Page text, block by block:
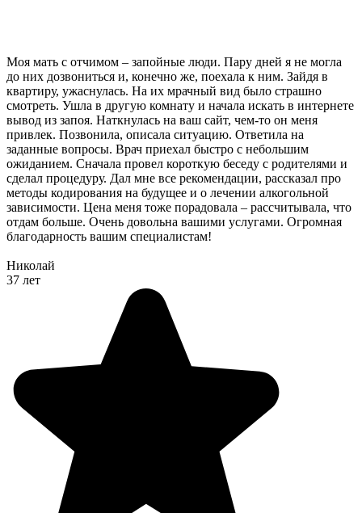
Моя мать с отчимом – запойные люди. Пару дней я не могла
до них дозвониться и, конечно же, поехала к ним. Зайдя в
квартиру, ужаснулась. На их мрачный вид было страшно
смотреть. Ушла в другую комнату и начала искать в интернете
вывод из запоя. Наткнулась на ваш сайт, чем-то он меня
привлек. Позвонила, описала ситуацию. Ответила на
заданные вопросы. Врач приехал быстро с небольшим
ожиданием. Сначала провел короткую беседу с родителями и
сделал процедуру. Дал мне все рекомендации, рассказал про
методы кодирования на будущее и о лечении алкогольной
зависимости. Цена меня тоже порадовала – рассчитывала, что
отдам больше. Очень довольна вашими услугами. Огромная
благодарность вашим специалистам!
Николай
37 лет